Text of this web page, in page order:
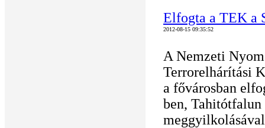
Elfogta a TEK a
2012-08-15 09:35:52
A Nemzeti
Terrorelhárítási
a fővárosban
ben,